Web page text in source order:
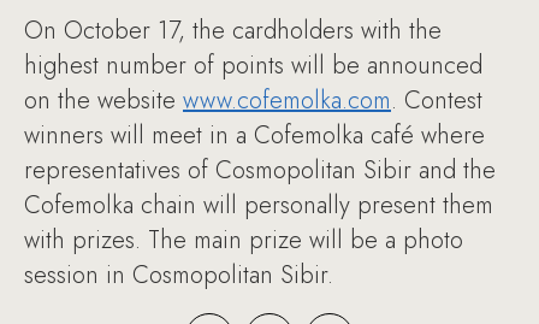
On October 17, the cardholders with the
highest number of points will be announced
on the website www.cofemolka.com. Contest
winners will meet in a Cofemolka café where
representatives of Cosmopolitan Sibir and the
Cofemolka chain will personally present them
with prizes. The main prize will be a photo
session in Cosmopolitan Sibir.